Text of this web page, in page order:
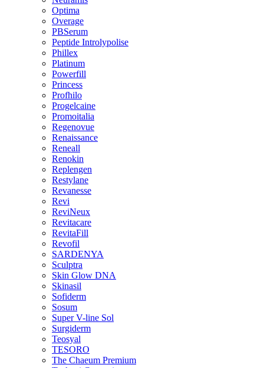
Optima
Overage
PBSerum
Peptide Introlypolise
Phillex
Platinum
Powerfill
Princess
Profhilo
Progelcaine
Promoitalia
Regenovue
Renaissance
Reneall
Renokin
Replengen
Restylane
Revanesse
Revi
ReviNeux
Revitacare
RevitaFill
Revofil
SARDENYA
Sculptra
Skin Glow DNA
Skinasil
Sofiderm
Sosum
Super V-line Sol
Surgiderm
Teosyal
TESORO
The Chaeum Premium